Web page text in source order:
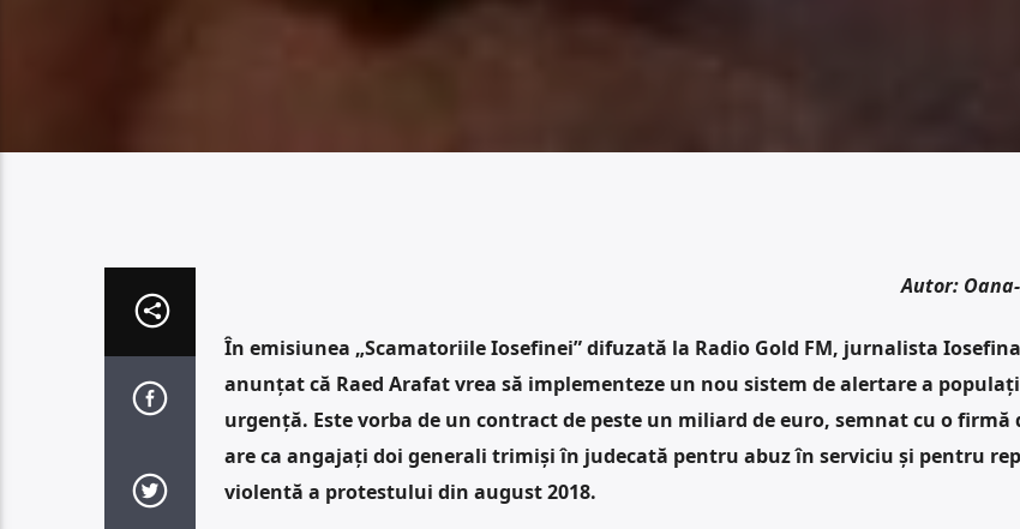
Autor:
În emisiunea „Scamatoriile Iosefinei” difuzată la Radio Gold FM, jurnalista
anunțat că Raed Arafat vrea să implementeze un nou sistem de alertare a
urgență. Este vorba de un contract de peste un miliard de euro, semnat cu o firmă
are ca angajați doi generali trimiși în judecată pentru abuz în serviciu și pentru
violentă a protestului din august 2018.